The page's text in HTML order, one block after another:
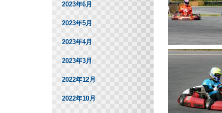
2023年6月
2023年5月
2023年4月
2023年3月
2022年12月
2022年10月